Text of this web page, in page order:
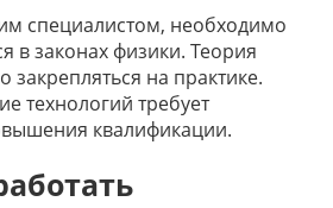
специалистом, необходимо
в законах физики. Теория
закрепляться на практике.
технологий требует
квалификации.